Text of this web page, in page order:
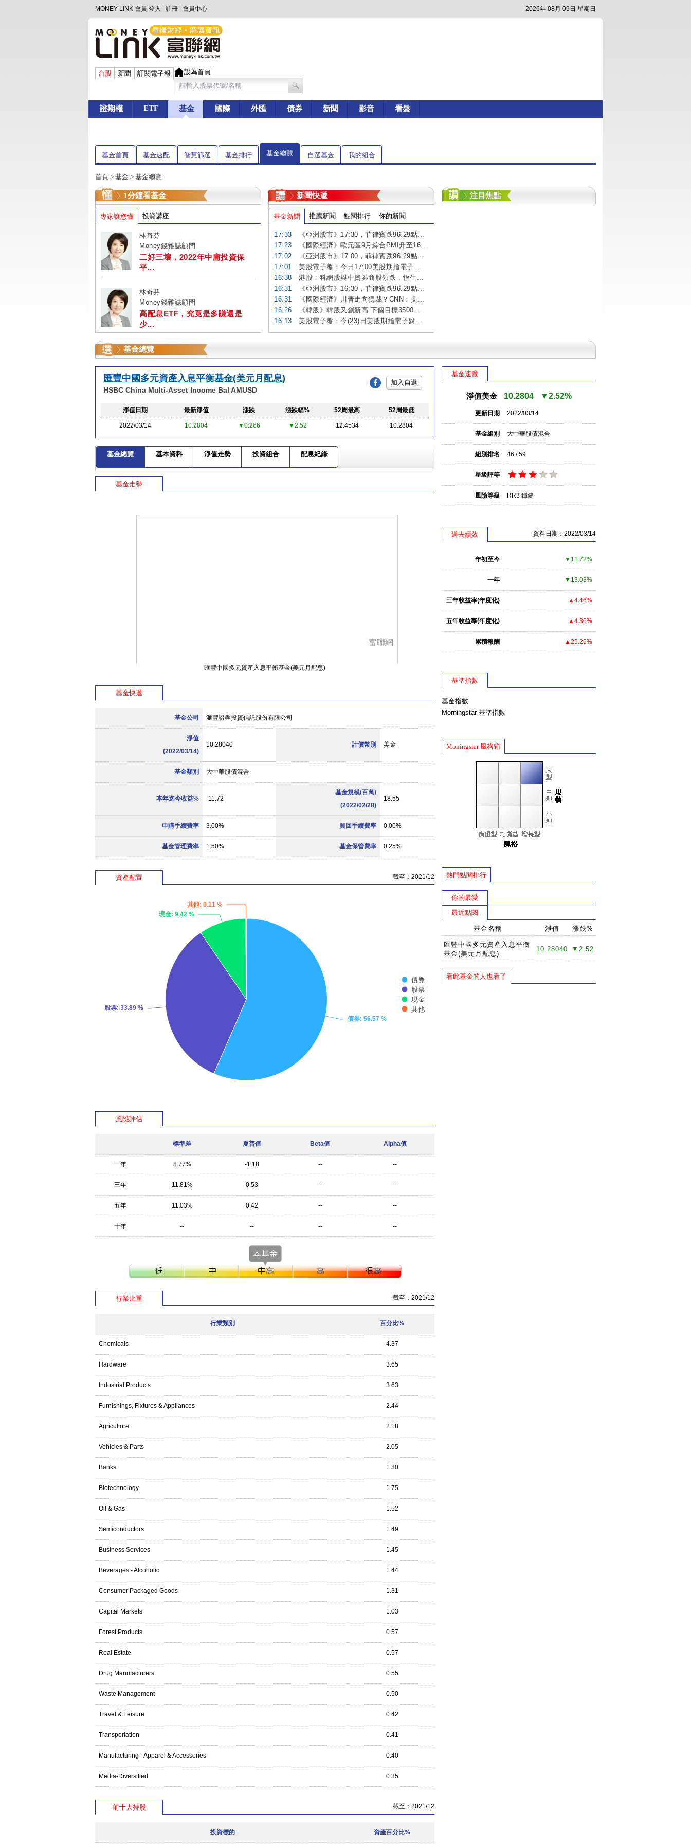
MONEY LINK 會員 登入 註冊 會員中心 2026年 08月 09日 星期日
台股 新聞 訂閱電子報 設為首頁
證期權 ETF 基金 國際 外匯 債券 新聞 影音 看盤
基金首頁 基金速配 智慧篩選 基金排行 基金總覽 自選基金 我的組合
首頁 > 基金 > 基金總覽
1分鐘看基金
專家讓您懂 投資講座
林奇芬
Money錢雜誌顧問
二好三壞，2022年中庸投資保
平...
林奇芬
Money錢雜誌顧問
高配息ETF，究竟是多賺還是
少...
新聞快遞
基金新聞 推薦新聞 點閱排行 你的新聞
17:33
《亞洲股市》17:30，菲律賓跌96.29點...
17:23
《國際經濟》歐元區9月綜合PMI升至16...
17:02
《亞洲股市》17:00，菲律賓跌96.29點...
17:01
美股電子盤：今日17:00美股期指電子...
16:38
港股：科網股與中資券商股領跌，恆生...
16:31
《亞洲股市》16:30，菲律賓跌96.29點...
16:31
《國際經濟》川普走向獨裁？CNN：美...
16:26
《韓股》韓股又創新高 下個目標3500...
16:13
美股電子盤：今(23)日美股期指電子盤...
注目焦點
基金總覽
匯豐中國多元資產入息平衡基金(美元月配息)
HSBC China Multi-Asset Income Bal AMUSD
加入自選
淨值日期 最新淨值 漲跌 漲跌幅% 52周最高 52周最低
2022/03/14 10.2804 ▼0.266 ▼2.52 12.4534 10.2804
基金總覽 基本資料 淨值走勢 投資組合 配息紀錄
基金走勢
富聯網
匯豐中國多元資產入息平衡基金(美元月配息)
基金快遞
基金公司 滙豐證券投資信託股份有限公司
淨值
(2022/03/14)
10.28040 計價幣別 美金
基金類別 大中華股債混合
本年迄今收益% -11.72
基金規模(百萬)
(2022/02/28)
18.55
申購手續費率 3.00% 買回手續費率 0.00%
基金管理費率 1.50% 基金保管費率 0.25%
資產配置 截至：2021/12
債券: 56.57 %
股票: 33.89 %
現金: 9.42 %
其他: 0.11 %
債券
股票
現金
其他
風險評估
標準差 夏普值 Beta值 Alpha值
一年 8.77% -1.18 -- --
三年 11.81% 0.53 -- --
五年 11.03% 0.42 -- --
十年 -- -- -- --
行業比重 截至：2021/12
行業類別 百分比%
Chemicals 4.37
Hardware 3.65
Industrial Products 3.63
Furnishings, Fixtures & Appliances 2.44
Agriculture 2.18
Vehicles & Parts 2.05
Banks 1.80
Biotechnology 1.75
Oil & Gas 1.52
Semiconductors 1.49
Business Services 1.45
Beverages - Alcoholic 1.44
Consumer Packaged Goods 1.31
Capital Markets 1.03
Forest Products 0.57
Real Estate 0.57
Drug Manufacturers 0.55
Waste Management 0.50
Travel & Leisure 0.42
Transportation 0.41
Manufacturing - Apparel & Accessories 0.40
Media-Diversified 0.35
前十大持股 截至：2021/12
投資標的 資產百分比%
基金速覽
淨值美金 10.2804 ▼2.52%
更新日期 2022/03/14
基金組別 大中華股債混合
組別排名 46 / 59
星級評等
風險等級 RR3 穩健
過去績效 資料日期：2022/03/14
年初至今 ▼11.72%
一年 ▼13.03%
三年收益率(年度化) ▲4.46%
五年收益率(年度化) ▲4.36%
累積報酬 ▲25.26%
基準指數
基金指數
Morningstar 基準指數
Moningstar 風格箱
熱門點閱排行
你的最愛
最近點閱
基金名稱 淨值 漲跌%
匯豐中國多元資產入息平衡
基金(美元月配息)
10.28040 ▼2.52
看此基金的人也看了